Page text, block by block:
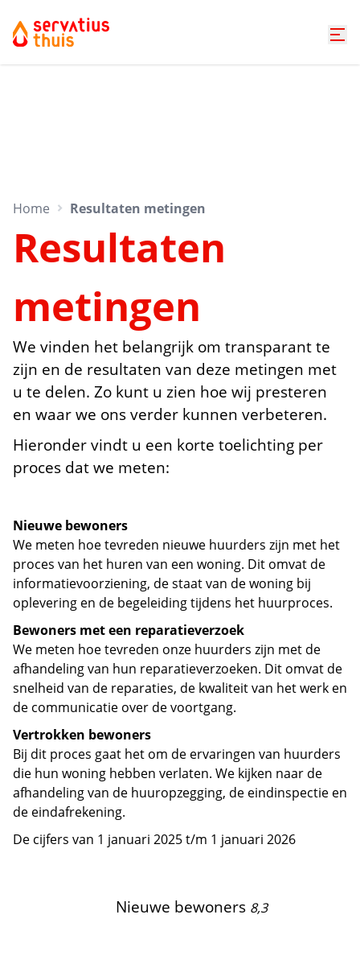
Home Resultaten metingen
Resultaten
metingen
We vinden het belangrijk om transparant te
zijn en de resultaten van deze metingen met
u te delen. Zo kunt u zien hoe wij presteren
en waar we ons verder kunnen verbeteren.
Hieronder vindt u een korte toelichting per
proces dat we meten:
Nieuwe bewoners
We meten hoe tevreden nieuwe huurders zijn met het
proces van het huren van een woning. Dit omvat de
informatievoorziening, de staat van de woning bij
oplevering en de begeleiding tijdens het huurproces.
Bewoners met een reparatieverzoek
We meten hoe tevreden onze huurders zijn met de
afhandeling van hun reparatieverzoeken. Dit omvat de
snelheid van de reparaties, de kwaliteit van het werk en
de communicatie over de voortgang.
Vertrokken bewoners
Bij dit proces gaat het om de ervaringen van huurders
die hun woning hebben verlaten. We kijken naar de
afhandeling van de huuropzegging, de eindinspectie en
de eindafrekening.
De cijfers van 1 januari 2025 t/m 1 januari 2026
Nieuwe bewoners 8,3